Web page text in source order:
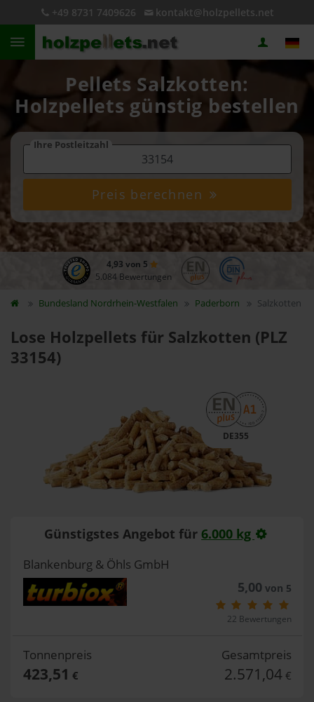
+49 8731 7409626 kontakt@holzpellets.net
Pellets Salzkotten:
Holzpellets günstig bestellen
Ihre Postleitzahl
Preis berechnen
4,93 von 5
5.084 Bewertungen
Bundesland Nordrhein-Westfalen Paderborn Salzkotten
Lose Holzpellets für Salzkotten (PLZ
33154)
DE355
Günstigstes Angebot für 6.000 kg
Blankenburg & Öhls GmbH
5,00 von 5
22 Bewertungen
Tonnenpreis
423,51 €
Gesamtpreis
2.571,04 €